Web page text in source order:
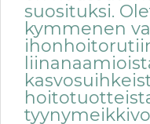
suosituksi.
kymmenen